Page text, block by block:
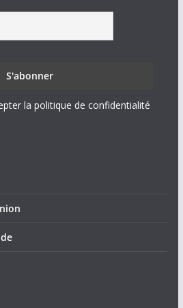
la politique de confidentialité